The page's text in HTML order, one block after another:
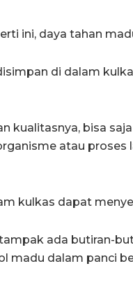
ini, daya tahan
di dalam
kualitasnya, bisa
atau proses
kulkas dapat
ada butiran-
madu dalam panci